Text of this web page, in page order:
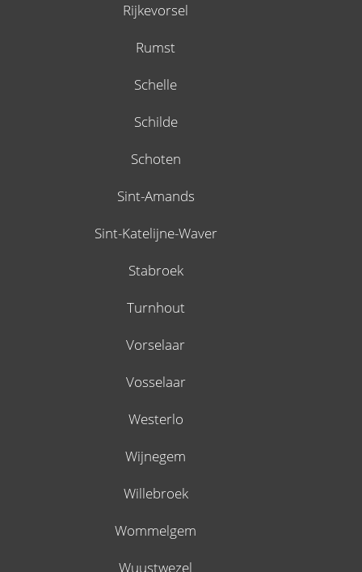
Rijkevorsel
Rumst
Schelle
Schilde
Schoten
Sint-Amands
Sint-Katelijne-Waver
Stabroek
Turnhout
Vorselaar
Vosselaar
Westerlo
Wijnegem
Willebroek
Wommelgem
Wuustwezel